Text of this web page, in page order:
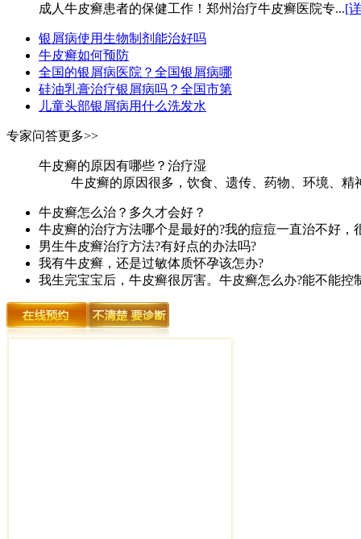
成人牛皮癣患者的保健工作！郑州治疗牛皮癣医院专...[
银屑病使用生物制剂能治好吗
牛皮癣如何预防
全国的银屑病医院？全国银屑病哪
硅油乳膏治疗银屑病吗？全国市第
儿童头部银屑病用什么洗发水
专家问答更多>>
牛皮癣的原因有哪些？治疗湿
牛皮癣的原因很多，饮食、遗传、药物、环境、
牛皮癣怎么治？多久才会好？
牛皮癣的治疗方法哪个是最好的?我的痘痘一直治不好，
男生牛皮癣治疗方法?有好点的办法吗?
我有牛皮癣，还是过敏体质怀孕该怎办?
我生完宝宝后，牛皮癣很厉害。牛皮癣怎么办?能不能控